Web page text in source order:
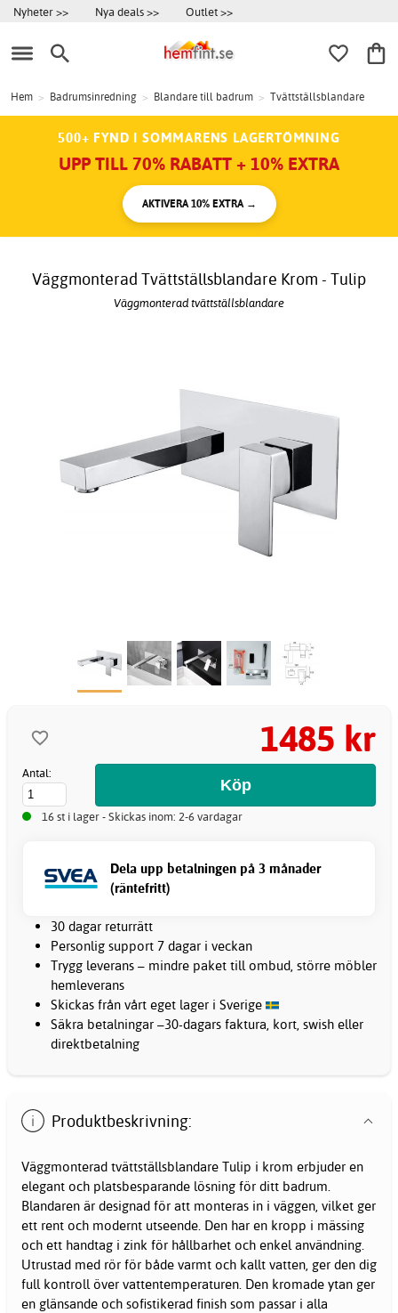
Nyheter >> Nya deals >> Outlet >>
Hem > Badrumsinredning > Blandare till badrum > Tvättställsblandare
500+ FYND I SOMMARENS LAGERTÖMNING
UPP TILL 70% RABATT + 10% EXTRA
AKTIVERA 10% EXTRA →
Väggmonterad Tvättställsblandare Krom - Tulip
Väggmonterad tvättställsblandare
1485 kr
Antal:
16 st i lager - Skickas inom: 2-6 vardagar
Dela upp betalningen på 3 månader
(räntefritt)
30 dagar returrätt
Personlig support 7 dagar i veckan
Trygg leverans – mindre paket till ombud, större möbler
hemleverans
Skickas från vårt eget lager i Sverige
Säkra betalningar –30-dagars faktura, kort, swish eller
direktbetalning
Produktbeskrivning:
Väggmonterad tvättställsblandare Tulip i krom erbjuder en
elegant och platsbesparande lösning för ditt badrum.
Blandaren är designad för att monteras in i väggen, vilket ger
ett rent och modernt utseende. Den har en kropp i mässing
och ett handtag i zink för hållbarhet och enkel användning.
Utrustad med rör för både varmt och kallt vatten, ger den dig
full kontroll över vattentemperaturen. Den kromade ytan ger
en glänsande och sofistikerad finish som passar i alla